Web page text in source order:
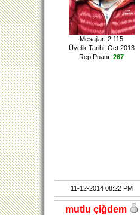
Mesajlar: 2,115
Üyelik Tarihi: Oct 2013
Rep Puanı: 267
11-12-2014 08:22 PM
mutlu çiğdem